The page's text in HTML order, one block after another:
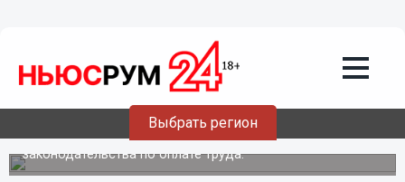
Выбрать регион
нашли нарушения трудового
законодательства
В марте 2012 года Государственной инспекцией труда в
Нижегородской области проведено 63 проверки
хозяйствующих субъектов по вопросам оплаты труда. В
ходе проверок выявлено 68 нарушений
законодательства по оплате труда.